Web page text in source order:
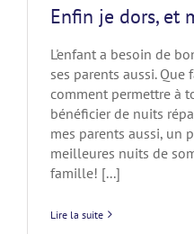
Enfin je dors, et
L'enfant a besoin de
ses parents aussi. Que
comment permettre à
bénéficier de nuits
mes parents aussi, un
meilleures nuits de
famille! [...]
Lire la suite